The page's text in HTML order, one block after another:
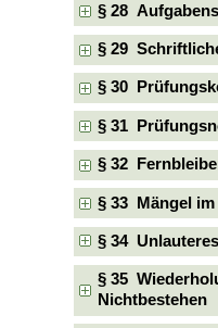
§ 28
§ 29
§ 30
§ 31
§ 32
§ 33 Mängel
§ 34
§ 35
Nichtbestehen